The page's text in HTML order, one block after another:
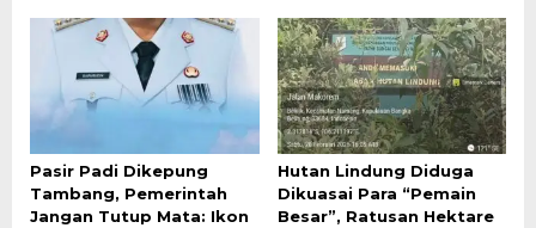
Pasir Padi Dikepung
Tambang, Pemerintah
Jangan Tutup Mata: Ikon
Hutan Lindung Diduga
Dikuasai Para “Pemain
Besar”, Ratusan Hektare